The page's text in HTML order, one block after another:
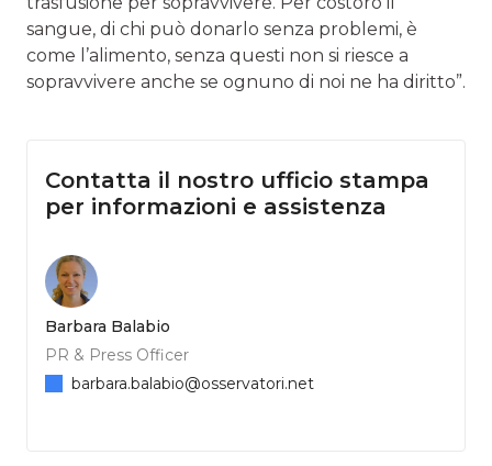
sangue, di chi può donarlo senza problemi, è
come l’alimento, senza questi non si riesce a
sopravvivere anche se ognuno di noi ne ha diritto”.
Contatta il nostro ufficio stampa
per informazioni e assistenza
Barbara Balabio
PR & Press Officer
barbara.balabio@osservatori.net